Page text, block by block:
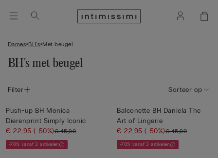
Dames BH's Met beugel
BH's met beugel
Filter Sorteer op
Push-up BH Monica
Dierenprint Simply Iconic
€ 22,95(-50%)€ 45,90
-70% vanaf 3 artikelen
Balconette BH Daniela The
Art of Lingerie
€ 22,95(-50%)€ 45,90
-70% vanaf 3 artikelen